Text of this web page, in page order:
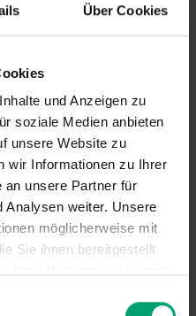
Über Cookies
und Anzeigen zu
soziale Medien anbieten
unsere Website zu
wir Informationen zu Ihrer
an unsere Partner für
Analysen weiter. Unsere
möglicherweise mit
Sie ihnen bereitgestellt